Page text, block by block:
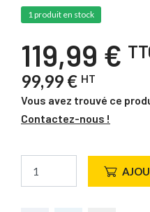
1 produit en stock
119,99 €
99,99 € HT
Vous avez trouvé ce
Contactez-nous !